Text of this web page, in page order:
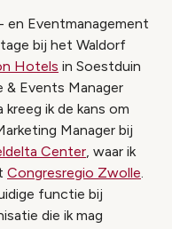
en Eventmanagement
bij het Waldorf
Hotels in Soestduin
Events Manager
kreeg ik de kans om
Manager bij
Center , waar ik
Congresregio Zwolle
functie bij
die ik mag